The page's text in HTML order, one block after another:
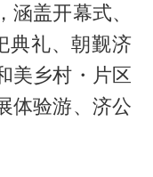
盖开幕式、
典礼、朝觐济
美乡村・片区
验游、济公